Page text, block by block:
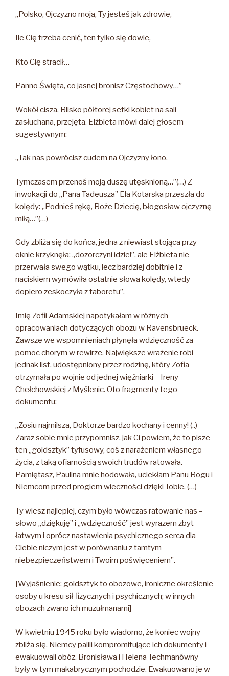
„Polsko, Ojczyzno moja, Ty jesteś jak zdrowie,
Ile Cię trzeba cenić, ten tylko się dowie,
Kto Cię stracił…
Panno Święta, co jasnej bronisz Częstochowy…”
Wokół cisza. Blisko półtorej setki kobiet na sali
zasłuchana, przejęta. Elżbieta mówi dalej głosem
sugestywnym:
„Tak nas powrócisz cudem na Ojczyzny łono.
Tymczasem przenoś moją duszę utęsknioną…”(…) Z
inwokacji do „Pana Tadeusza” Ela Kotarska przeszła do
kolędy: „Podnieś rękę, Boże Dziecię, błogosław ojczyznę
miłą…”(…)
Gdy zbliża się do końca, jedna z niewiast stojąca przy
oknie krzyknęła: „dozorczyni idzie!”, ale Elżbieta nie
przerwała swego wątku, lecz bardziej dobitnie i z
naciskiem wymówiła ostatnie słowa kolędy, wtedy
dopiero zeskoczyła z taboretu”.
Imię Zofii Adamskiej napotykałam w różnych
opracowaniach dotyczących obozu w Ravensbrueck.
Zawsze we wspomnieniach płynęła wdzięczność za
pomoc chorym w rewirze. Największe wrażenie robi
jednak list, udostępniony przez rodzinę, który Zofia
otrzymała po wojnie od jednej więźniarki – Ireny
Chełchowskiej z Myślenic. Oto fragmenty tego
dokumentu:
„Zosiu najmilsza, Doktorze bardzo kochany i cenny! (..)
Zaraz sobie mnie przypomnisz, jak Ci powiem, że to pisze
ten „goldsztyk” tyfusowy, coś z narażeniem własnego
życia, z taką ofiarnością swoich trudów ratowała.
Pamiętasz, Paulina mnie hodowała, uciekłam Panu Bogu i
Niemcom przed progiem wieczności dzięki Tobie. (…)
Ty wiesz najlepiej, czym było wówczas ratowanie nas –
słowo „dziękuję” i „wdzięczność” jest wyrazem zbyt
łatwym i oprócz nastawienia psychicznego serca dla
Ciebie niczym jest w porównaniu z tamtym
niebezpieczeństwem i Twoim poświęceniem”.
[Wyjaśnienie: goldsztyk to obozowe, ironiczne określenie
osoby u kresu sił fizycznych i psychicznych; w innych
obozach zwano ich muzułmanami]
W kwietniu 1945 roku było wiadomo, że koniec wojny
zbliża się. Niemcy palili kompromitujące ich dokumenty i
ewakuowali obóz. Bronisława i Helena Techmanówny
były w tym makabrycznym pochodzie. Ewakuowano je w